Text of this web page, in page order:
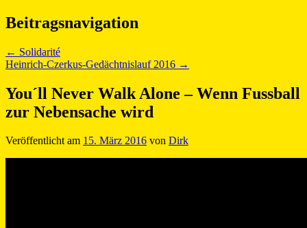
Beitragsnavigation
← Solidarité
Heinrich-Czerkus-Gedächtnislauf 2016 →
You´ll Never Walk Alone – Wenn Fussball
zur Nebensache wird
Veröffentlicht am 15. März 2016 von Dirk